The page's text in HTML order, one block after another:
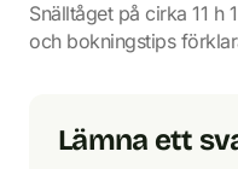
Snälltåget på cirka 11 h
och bokningstips
Lämna ett